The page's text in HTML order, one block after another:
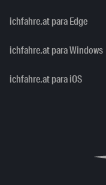
ichfahre.at para Edge
ichfahre.at para Windows
ichfahre.at para iOS